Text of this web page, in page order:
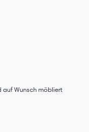
auf Wunsch möbliert